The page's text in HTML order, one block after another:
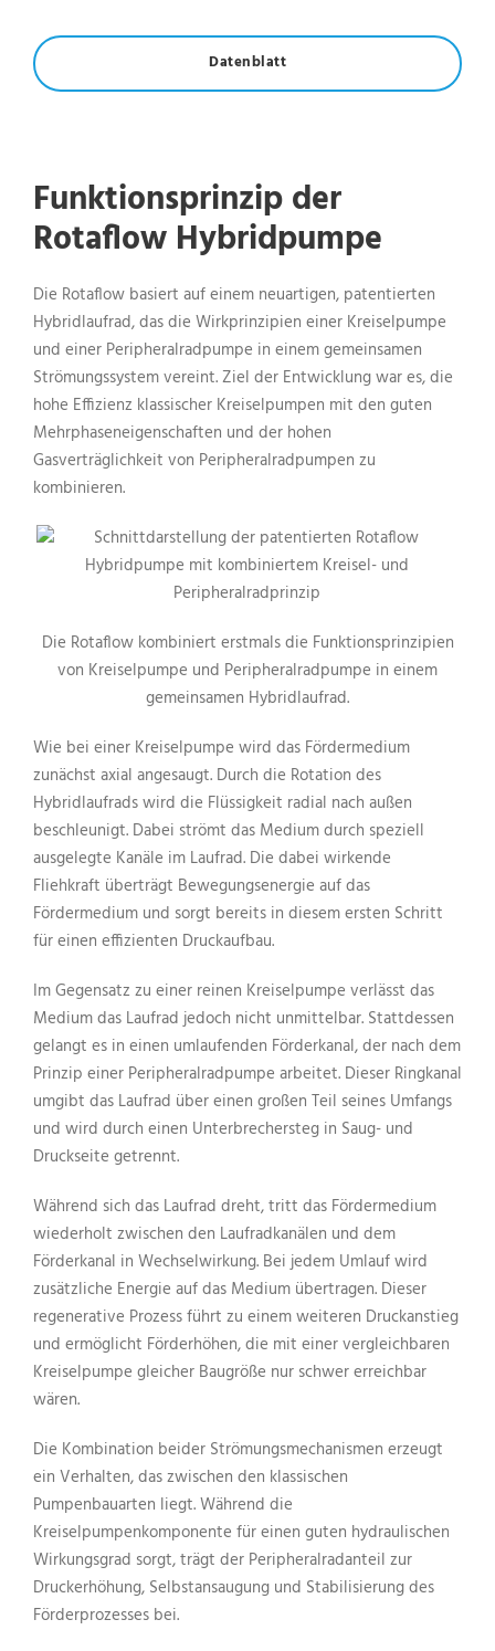
Datenblatt
Funktionsprinzip der
Rotaflow Hybridpumpe
Die Rotaflow basiert auf einem neuartigen, patentierten
Hybridlaufrad, das die Wirkprinzipien einer Kreiselpumpe
und einer Peripheralradpumpe in einem gemeinsamen
Strömungssystem vereint. Ziel der Entwicklung war es, die
hohe Effizienz klassischer Kreiselpumpen mit den guten
Mehrphaseneigenschaften und der hohen
Gasverträglichkeit von Peripheralradpumpen zu
kombinieren.
Die Rotaflow kombiniert erstmals die Funktionsprinzipien
von Kreiselpumpe und Peripheralradpumpe in einem
gemeinsamen Hybridlaufrad.
Wie bei einer Kreiselpumpe wird das Fördermedium
zunächst axial angesaugt. Durch die Rotation des
Hybridlaufrads wird die Flüssigkeit radial nach außen
beschleunigt. Dabei strömt das Medium durch speziell
ausgelegte Kanäle im Laufrad. Die dabei wirkende
Fliehkraft überträgt Bewegungsenergie auf das
Fördermedium und sorgt bereits in diesem ersten Schritt
für einen effizienten Druckaufbau.
Im Gegensatz zu einer reinen Kreiselpumpe verlässt das
Medium das Laufrad jedoch nicht unmittelbar. Stattdessen
gelangt es in einen umlaufenden Förderkanal, der nach dem
Prinzip einer Peripheralradpumpe arbeitet. Dieser Ringkanal
umgibt das Laufrad über einen großen Teil seines Umfangs
und wird durch einen Unterbrechersteg in Saug- und
Druckseite getrennt.
Während sich das Laufrad dreht, tritt das Fördermedium
wiederholt zwischen den Laufradkanälen und dem
Förderkanal in Wechselwirkung. Bei jedem Umlauf wird
zusätzliche Energie auf das Medium übertragen. Dieser
regenerative Prozess führt zu einem weiteren Druckanstieg
und ermöglicht Förderhöhen, die mit einer vergleichbaren
Kreiselpumpe gleicher Baugröße nur schwer erreichbar
wären.
Die Kombination beider Strömungsmechanismen erzeugt
ein Verhalten, das zwischen den klassischen
Pumpenbauarten liegt. Während die
Kreiselpumpenkomponente für einen guten hydraulischen
Wirkungsgrad sorgt, trägt der Peripheralradanteil zur
Druckerhöhung, Selbstansaugung und Stabilisierung des
Förderprozesses bei.